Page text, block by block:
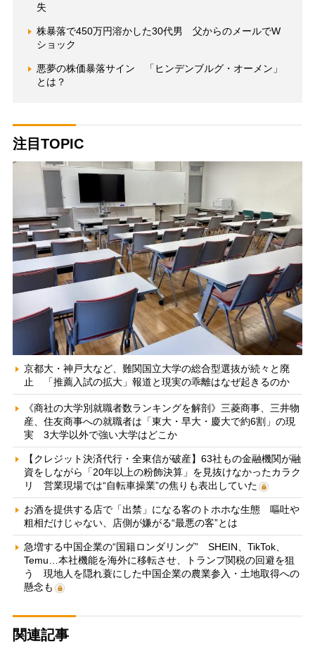
失
株暴落で450万円溶かした30代男 父からのメールでW
ショック
悪夢の株価暴落サイン 「ヒンデンブルグ・オーメン」
とは？
注目TOPIC
京都大・神戸大など、難関国立大学の総合型選抜が続々と廃
止 「推薦入試の拡大」報道と現実の乖離はなぜ起きるのか
《商社の大学別就職者数ランキングを解剖》三菱商事、三井物
産、住友商事への就職者は「東大・早大・慶大で約6割」の現
実 3大学以外で強い大学はどこか
【クレジット決済代行・全東信が破産】63社もの金融機関が融
資をしながら「20年以上の粉飾決算」を見抜けなかったカラク
リ 営業現場では“自転車操業”の焦りも表出していた
お酒を提供する店で「出禁」になる客のトホホな生態 嘔吐や
粗相だけじゃない、店側が嫌がる“最悪の客”とは
急増する中国企業の“国籍ロンダリング” SHEIN、TikTok、
Temu…本社機能を海外に移転させ、トランプ関税の回避を狙
う 現地人を隠れ蓑にした中国企業の農業参入・土地取得への
懸念も
関連記事